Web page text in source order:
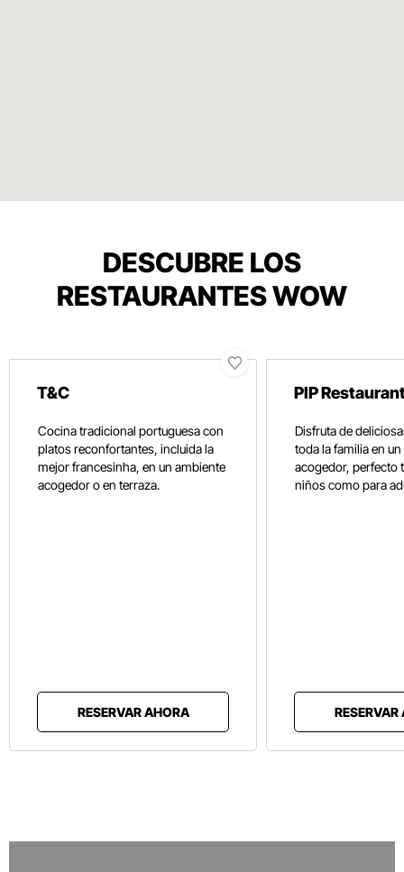
DESCUBRE LOS
RESTAURANTES WOW
T&C
Cocina tradicional portuguesa con
platos reconfortantes, incluida la
mejor francesinha, en un ambiente
acogedor o en terraza.
RESERVAR AHORA
PIP
Disfruta de
toda la familia en
acogedor, perfecto
niños como para
RESERVAR